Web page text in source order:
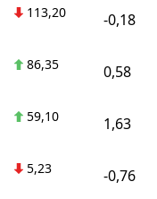
113,20 -0,18
86,35 0,58
59,10 1,63
5,23 -0,76